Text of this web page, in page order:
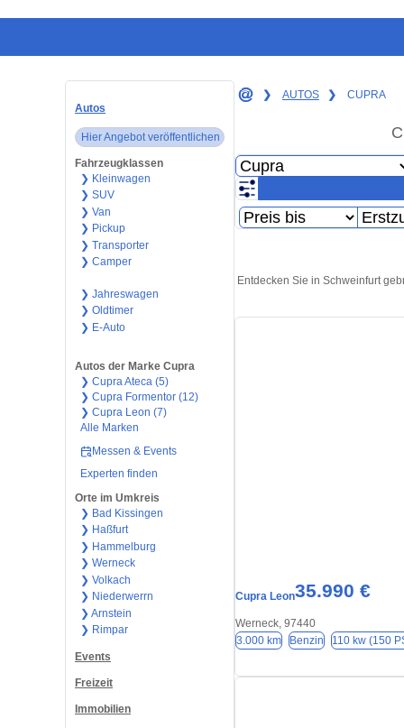
Autos
Hier Angebot veröffentlichen
Fahrzeugklassen
❯ Kleinwagen
❯ SUV
❯ Van
❯ Pickup
❯ Transporter
❯ Camper
❯ Jahreswagen
❯ Oldtimer
❯ E-Auto
Autos der Marke Cupra
❯ Cupra Ateca (5)
❯ Cupra Formentor (12)
❯ Cupra Leon (7)
Alle Marken
Messen & Events
Experten finden
Orte im Umkreis
❯ Bad Kissingen
❯ Haßfurt
❯ Hammelburg
❯ Werneck
❯ Volkach
❯ Niederwerrn
❯ Arnstein
❯ Rimpar
Events
Freizeit
Immobilien
❯ AUTOS ❯ CUPRA
Entdecken Sie in Schweinfurt
Cupra Leon35.990 €
Werneck, 97440
3.000 km
Benzin 110 kw (150